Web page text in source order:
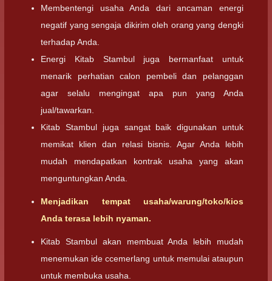
Membentengi usaha Anda dari ancaman energi
negatif yang sengaja dikirim oleh orang yang dengki
terhadap Anda.
Energi Kitab Stambul juga bermanfaat untuk
menarik perhatian calon pembeli dan pelanggan
agar selalu mengingat apa pun yang Anda
jual/tawarkan.
Kitab Stambul juga sangat baik digunakan untuk
memikat klien dan relasi bisnis. Agar Anda lebih
mudah mendapatkan kontrak usaha yang akan
menguntungkan Anda.
Menjadikan tempat usaha/warung/toko/kios
Anda terasa lebih nyaman.
Kitab Stambul akan membuat Anda lebih mudah
menemukan ide ccemerlang untuk memulai ataupun
untuk membuka usaha.